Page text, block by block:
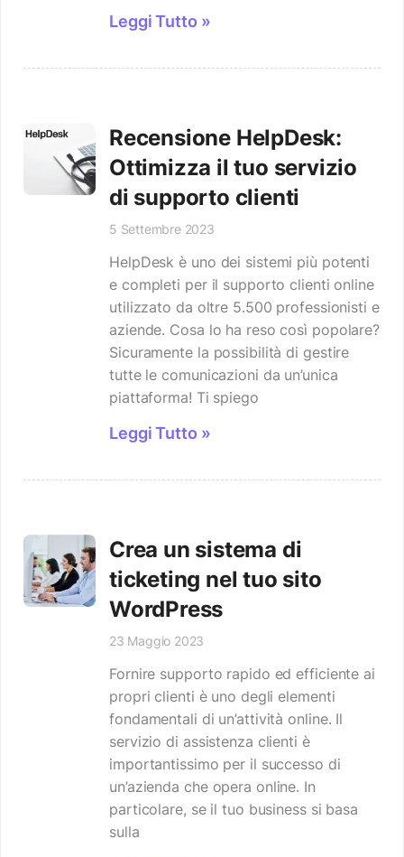
Leggi Tutto »
Recensione HelpDesk:
Ottimizza il tuo servizio
di supporto clienti
5 Settembre 2023
HelpDesk è uno dei sistemi più potenti
e completi per il supporto clienti online
utilizzato da oltre 5.500 professionisti e
aziende. Cosa lo ha reso così popolare?
Sicuramente la possibilità di gestire
tutte le comunicazioni da un’unica
piattaforma! Ti spiego
Leggi Tutto »
Crea un sistema di
ticketing nel tuo sito
WordPress
23 Maggio 2023
Fornire supporto rapido ed efficiente ai
propri clienti è uno degli elementi
fondamentali di un’attività online. Il
servizio di assistenza clienti è
importantissimo per il successo di
un’azienda che opera online. In
particolare, se il tuo business si basa
sulla